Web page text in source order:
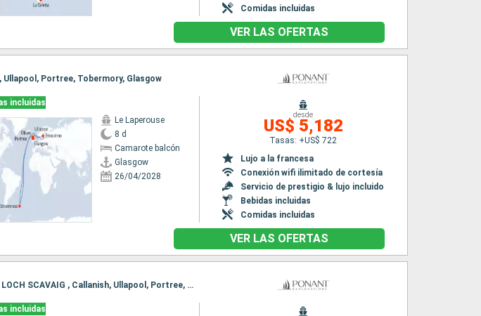
Comidas incluidas
VER LAS OFERTAS
Portree, Tobermory, Glasgow
incluidas
Le Laperouse
8 d
Camarote balcón
Glasgow
26/04/2028
desde
US$ 5,182
Tasas: +US$ 722
Lujo a la francesa
Conexión wifi ilimitado de cortesía
Servicio de prestigio & lujo incluido
Bebidas incluidas
Comidas incluidas
VER LAS OFERTAS
Itinerario : Glasgow, Lunga Island, ISLE OF CANNA, LOCH SCAVAIG , Callanish, Ullapool, Portree, Tobermory, Glasgow
incluidas